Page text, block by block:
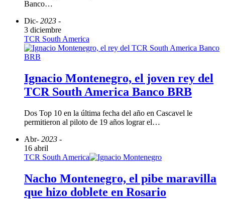
Banco…
Dic- 2023 -
3 diciembre
TCR South America
Ignacio Montenegro, el joven rey del
TCR South America Banco BRB
Dos Top 10 en la última fecha del año en Cascavel le
permitieron al piloto de 19 años lograr el…
Abr- 2023 -
16 abril
TCR South America
Nacho Montenegro, el pibe maravilla
que hizo doblete en Rosario